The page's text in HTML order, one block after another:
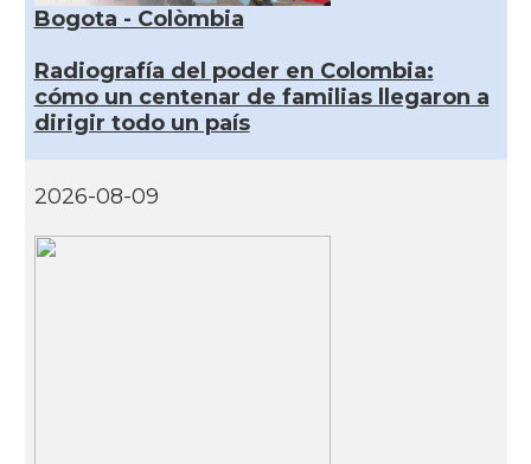
Bogota - Colòmbia
Radiografía del poder en Colombia:
cómo un centenar de familias llegaron a
dirigir todo un país
2026-08-09